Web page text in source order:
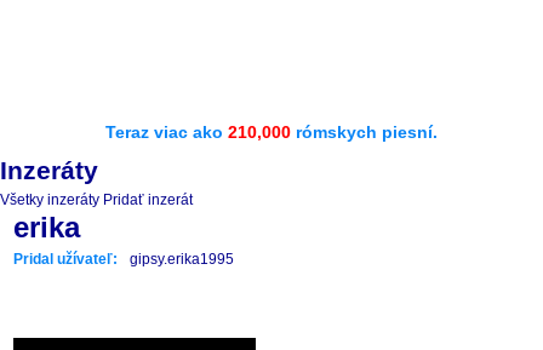
Teraz viac ako 210,000 rómskych piesní.
Inzeráty
Všetky inzeráty Pridať inzerát
erika
Pridal užívateľ: gipsy.erika1995